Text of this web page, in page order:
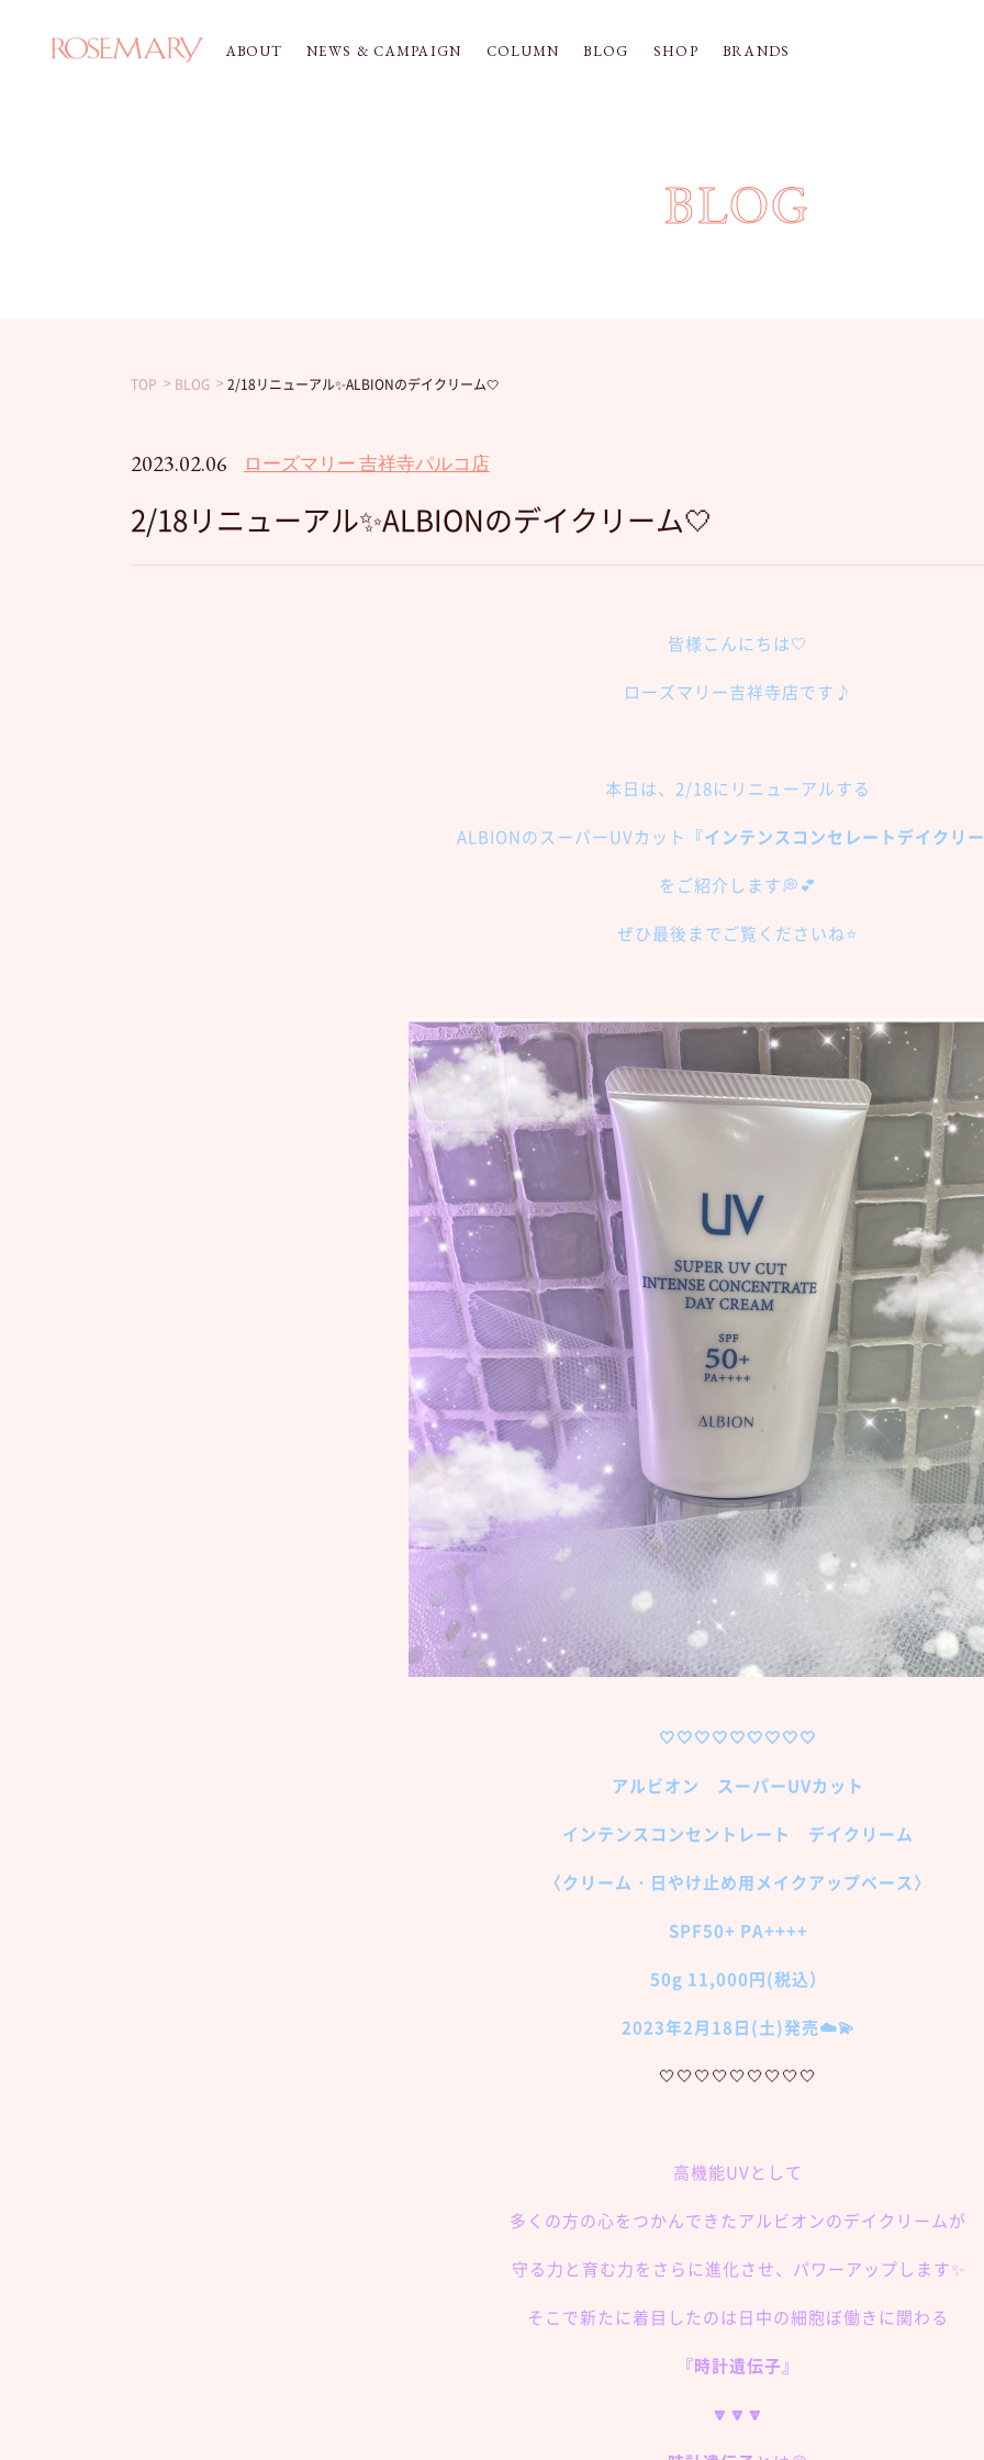
ABOUT NEWS & CAMPAIGN COLUMN BLOG SHOP BRANDS
BLOG
TOP BLOG 2/18リニューアル✨ALBIONのデイクリーム🤍
2023.02.06 ローズマリー 吉祥寺パルコ店
2/18リニューアル✨ALBIONのデイクリーム🤍
皆様こんにちは🤍
ローズマリー吉祥寺店です♪
本日は、2/18にリニューアルする
ALBIONのスーパーUVカット 『インテンスコンセレートデイクリ
をご紹介します💭💕
ぜひ最後までご覧くださいね⭐️
🤍🤍🤍🤍🤍🤍🤍🤍🤍
アルビオン スーパーUVカット
インテンスコンセントレート デイクリーム
〈クリーム・日やけ止め用メイクアップベース〉
SPF50+ PA++++
50g 11,000円(税込）
2023年2月18日(土)発売☁️💫
🤍🤍🤍🤍🤍🤍🤍🤍🤍
高機能UVとして
多くの方の心をつかんできたアルビオンのデイクリームが
守る力と育む力をさらに進化させ、パワーアップします✨
そこで新たに着目したのは日中の細胞ぼ働きに関わる
『時計遺伝子』
🔽🔽🔽